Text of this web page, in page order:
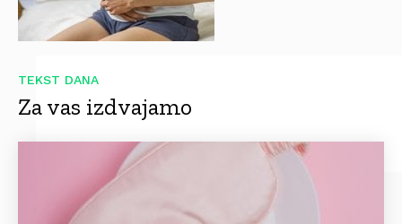
TEKST DANA
Za vas izdvajamo